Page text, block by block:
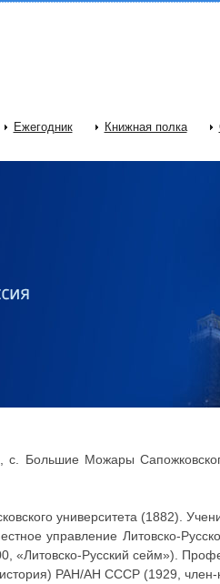
Ежегодник Книжная полка
с. Большие Можары
университета (1882).
управление Литовско-
«Литовско-Русский сейм»).
РАН/АН СССР (1929, член-